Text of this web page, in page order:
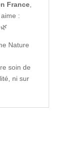
France,
:
Nature
soin de
ni sur